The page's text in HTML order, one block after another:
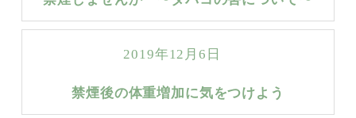
2019年12月6日
禁煙後の体重増加に気をつけよう